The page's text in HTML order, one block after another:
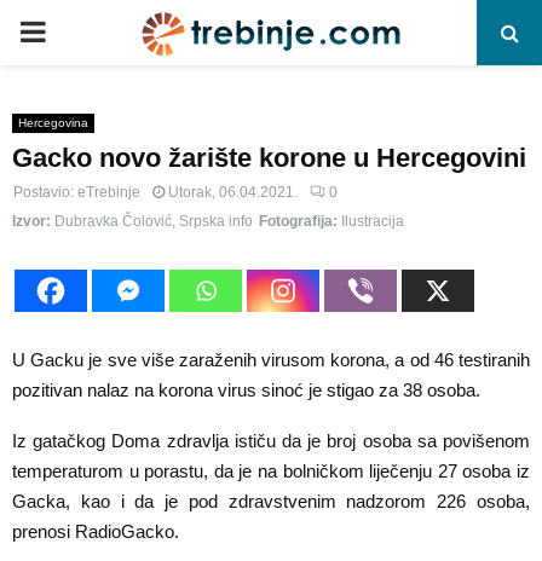
P
I
M
A
R
M
Hercegovina
Gacko novo žarište korone u Hercegovini
Postavio: eTrebinje Utorak, 06.04.2021.
0
Izvor: Dubravka Čolović, Srpska info Fotografija: Ilustracija
U Gacku je sve više zaraženih virusom korona, a od 46 testiranih
pozitivan nalaz na korona virus sinoć je stigao za 38 osoba.
Iz gatačkog Doma zdravlja ističu da je broj osoba sa povišenom
temperaturom u porastu, da je na bolničkom liječenju 27 osoba iz
Gacka, kao i da je pod zdravstvenim nadzorom 226 osoba,
prenosi RadioGacko.